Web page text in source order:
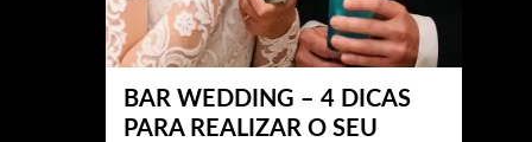
BAR WEDDING – 4 DICAS
PARA REALIZAR O SEU